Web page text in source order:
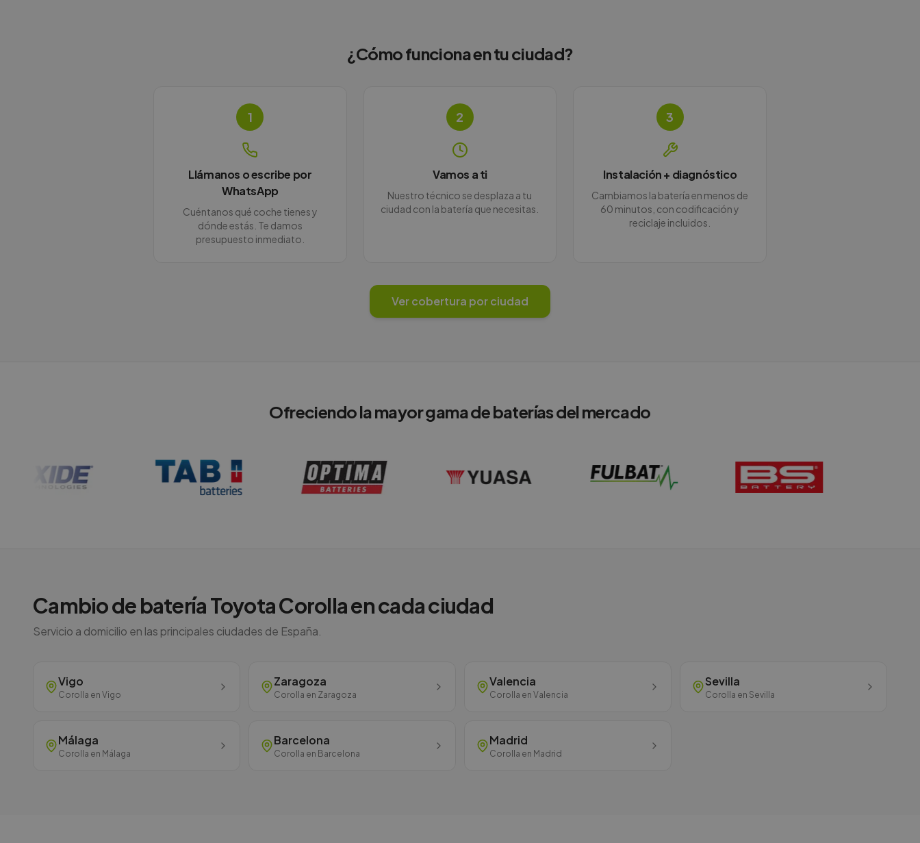
¿Cómo funciona entu ciudad?
1
Llámanos o escribe por
WhatsApp
Cuéntanos qué coche tienes y
dónde estás. Te damos
presupuesto inmediato.
2
Vamos a ti
Nuestro técnico se desplaza a tu
ciudad con la batería que necesitas.
3
Instalación + diagnóstico
Cambiamos la batería en menos de
60 minutos, con codificación y
reciclaje incluidos.
Ver cobertura por ciudad
Ofreciendo la mayor gama de baterías del mercado
Cambio de bateríaToyotaCorollaen cada ciudad
Servicio a domicilio en las principales ciudades de España.
Vigo
Corolla en Vigo
Zaragoza
Corolla en Zaragoza
Valencia
Corolla en Valencia
Sevilla
Corolla en Sevilla
Málaga
Corolla en Málaga
Barcelona
Corolla en Barcelona
Madrid
Corolla en Madrid